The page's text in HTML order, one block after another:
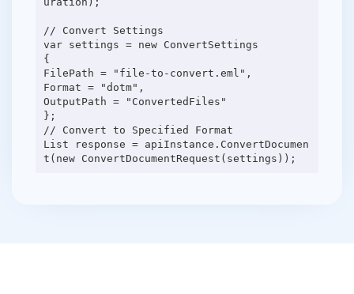
// Convert Settings
var settings = new ConvertSettings
{
FilePath = "file-to-convert.eml",
Format = "dotm",
OutputPath = "ConvertedFiles"
};
// Convert to Specified Format
List response = apiInstance.ConvertDocumen